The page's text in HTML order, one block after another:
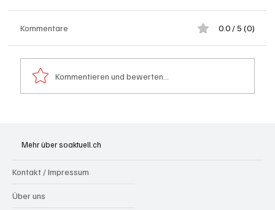
Kommentare 0.0 / 5 (0)
Kommentieren und bewerten...
Mehr über soaktuell.ch
Kontakt / Impressum
Über uns